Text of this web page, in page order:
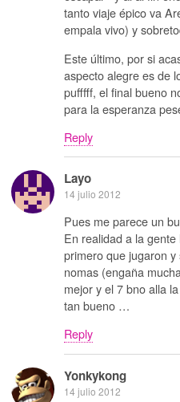
tanto viaje épico va
empala vivo) y
Este último, por si
aspecto alegre es de
pufffff, el final bueno
para la esperanza
Reply
Layo
14 julio 2012
Pues me parece un
En realidad a la
primero que jugaron
nomas (engaña
mejor y el 7 bno alla
tan bueno …
Reply
Yonkykong
14 julio 2012